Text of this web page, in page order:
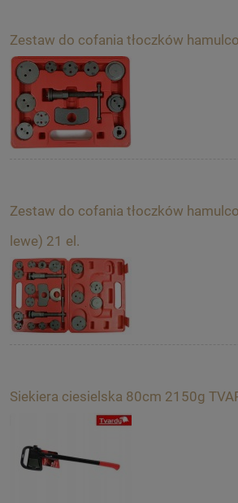
Zestaw do cofania tłoczków
Zestaw do cofania tłoczków
lewe) 21 el.
Siekiera ciesielska 80cm 2150g